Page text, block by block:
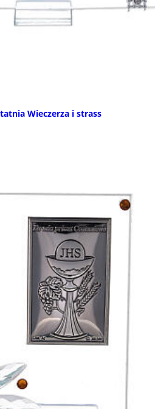
Wieczerza i strass